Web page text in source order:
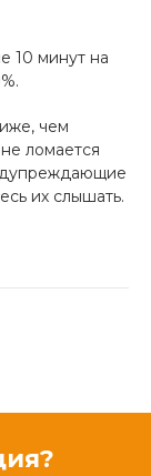
10 минут на
чем
ломается
их слышать.